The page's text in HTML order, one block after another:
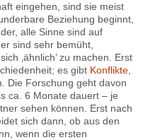
eingehen, sind sie meist
Beziehung beginnt,
alle Sinne sind auf
sind sehr bemüht,
‚ähnlich’ zu machen. Erst
es gibt Konflikte
Die Forschung geht davon
ca. 6 Monate dauert – je
sehen können. Erst nach
sich dann, ob aus den
wenn die ersten